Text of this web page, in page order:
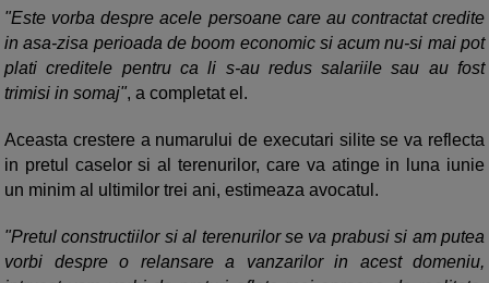
"Este vorba despre acele persoane care au contractat credite
in asa-zisa perioada de boom economic si acum nu-si mai pot
plati creditele pentru ca li s-au redus salariile sau au fost
trimisi in somaj", a completat el.
Aceasta crestere a numarului de executari silite se va reflecta
in pretul caselor si al terenurilor, care va atinge in luna iunie
un minim al ultimilor trei ani, estimeaza avocatul.
"Pretul constructiilor si al terenurilor se va prabusi si am putea
vorbi despre o relansare a vanzarilor in acest domeniu,